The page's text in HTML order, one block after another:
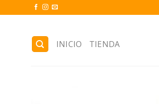
to
INICIO TIENDA